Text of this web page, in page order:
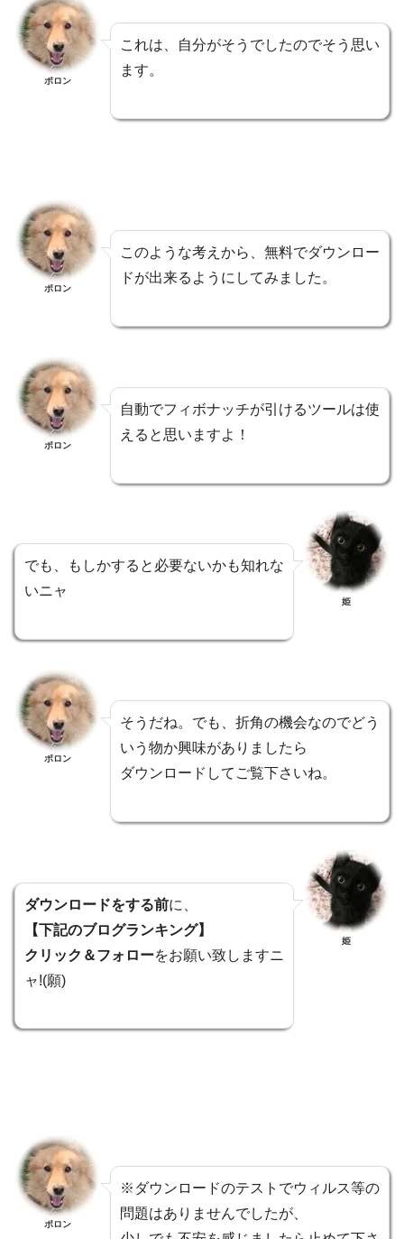
ポロン
これは、自分がそうでしたのでそう思い
ます。
ポロン
このような考えから、無料でダウンロー
ドが出来るようにしてみました。
ポロン
自動でフィボナッチが引けるツールは使
えると思いますよ！
でも、もしかすると必要ないかも知れな
いニャ
姫
ポロン
そうだね。でも、折角の機会なのでどう
いう物か興味がありましたら
ダウンロードしてご覧下さいね。
ダウンロードをする前に、
【下記のブログランキング】
クリック＆フォローをお願い致しますニ
ャ!(願)
姫
ポロン
※ダウンロードのテストでウィルス等の
問題はありませんでしたが、